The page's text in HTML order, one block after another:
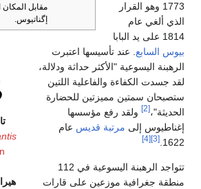
مقابل
إگناتيوس.
1773 وهو القرار
الذي ألغي عام
1814 على يد البابا
بيوس السابع . عند تأسيسها اعتبرت
الرهبنة اليسوعية "الأكثر حداثة ودلالة،
لقد جسدت الكفاءة والفاعلية اللتين
ستصبحان سمتين مميزتين للحضارة
الحديثة"،[2]
ولقد رفع مؤسسها
إغناطيوس إلى مرتبة قديس عام
1622.
[3]
[4]
تتواجد الرهبنة اليسوعية في 112
منطقة جغرافية موزعين على قارات